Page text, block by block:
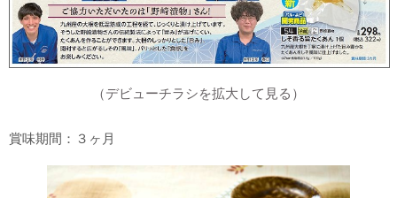
（デビューチラシを拡大して見る）
賞味期間：３ヶ月